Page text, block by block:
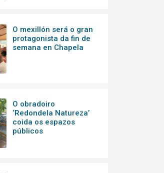
O mexillón será o gran
protagonista da fin de
semana en Chapela
O obradoiro
‘Redondela Natureza’
coida os espazos
públicos